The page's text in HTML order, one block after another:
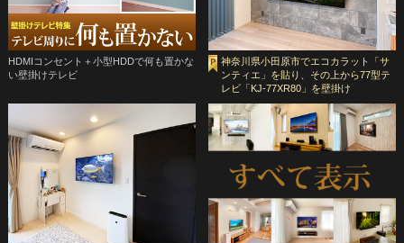
HDMIコンセント＋小型HDDで何も置かな
い壁掛けテレビ
神奈川県小田原市でエコカラット「サ
ンティエ」を貼り、その上から77型テ
レビ「KJ-77XR80」を壁掛け